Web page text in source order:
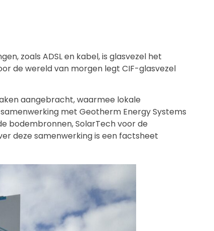
zoals ADSL en kabel, is glasvezel het
de wereld van morgen legt CIF-glasvezel
aangebracht, waarmee lokale
met Geotherm Energy Systems
bodembronnen, SolarTech voor de
deze samenwerking is een factsheet